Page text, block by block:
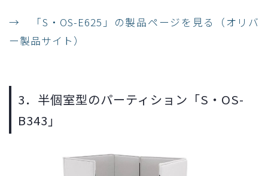
→ 「S・OS-E625」の製品ページを見る（オリバ
ー製品サイト）
3．半個室型のパーティション「S・OS-
B343」